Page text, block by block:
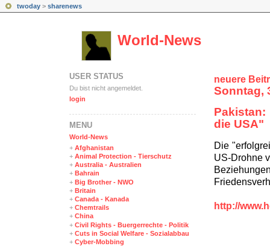
twoday > sharenews
World-News
neuere
Sonntag,
die USA"
Die
US-Drohne
http://
USER STATUS
Du bist nicht angemeldet.
login
MENÜ
World-News
+ Afghanistan
+ Animal Protection - Tierschutz
+ Australia - Australien
+ Bahrain
+ Big Brother - NWO
+ Britain
+ Canada - Kanada
+ Chemtrails
+ China
+ Civil Rights - Buergerrechte - Politik
+ Cuts in Social Welfare - Sozialabbau
+ Cyber-Mobbing